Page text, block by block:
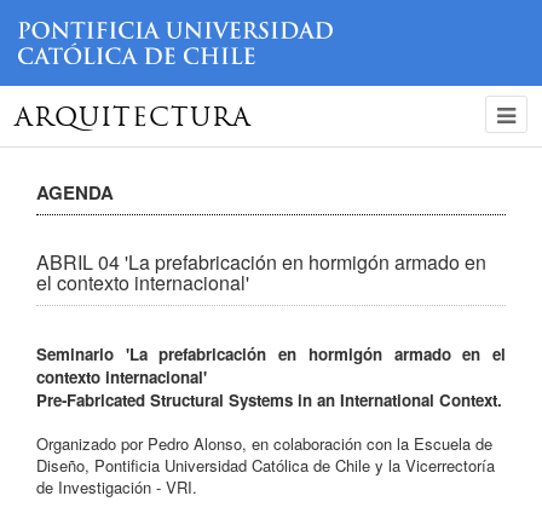
ARQUITECTURA
AGENDA
ABRIL 04 'La prefabricación en hormigón armado en
el contexto internacional'
Seminario 'La prefabricación en hormigón armado en el
contexto internacional'
Pre-Fabricated Structural Systems in an International Context.
Organizado por Pedro Alonso, en colaboración con la Escuela de
Diseño, Pontificia Universidad Católica de Chile y la Vicerrectoría
de Investigación - VRI.